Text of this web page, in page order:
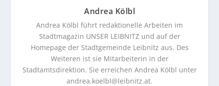
Andrea Kölbl
Andrea Kölbl führt redaktionelle Arbeiten im
Stadtmagazin UNSER LEIBNITZ und auf der
Homepage der Stadtgemeinde Leibnitz aus. Des
Weiteren ist sie Mitarbeiterin in der
Stadtamtsdirektion. Sie erreichen Andrea Kölbl unter
andrea.koelbl@leibnitz.at.